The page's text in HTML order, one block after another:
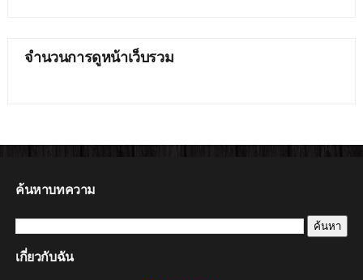
จำนวนการดูหน้าเว็บรวม
ค้นหาบทความ
เกี่ยวกับฉัน